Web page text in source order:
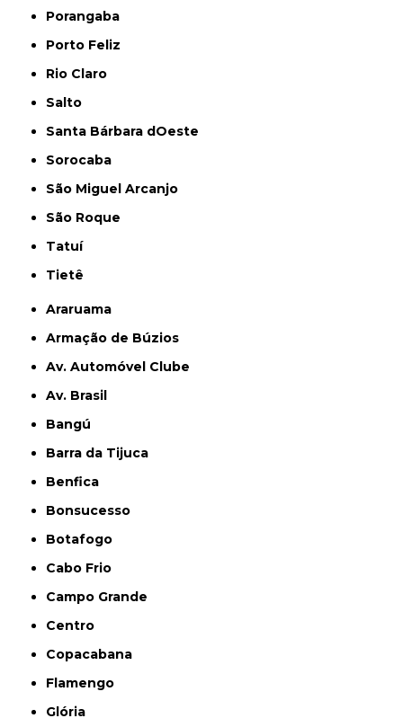
Porangaba
Porto Feliz
Rio Claro
Salto
Santa Bárbara dOeste
Sorocaba
São Miguel Arcanjo
São Roque
Tatuí
Tietê
Araruama
Armação de Búzios
Av. Automóvel Clube
Av. Brasil
Bangú
Barra da Tijuca
Benfica
Bonsucesso
Botafogo
Cabo Frio
Campo Grande
Centro
Copacabana
Flamengo
Glória